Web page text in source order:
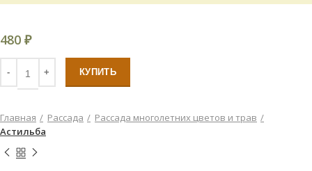
480 ₽
КУПИТЬ
Главная Рассада
Рассада многолетних цветов и трав
Астильба